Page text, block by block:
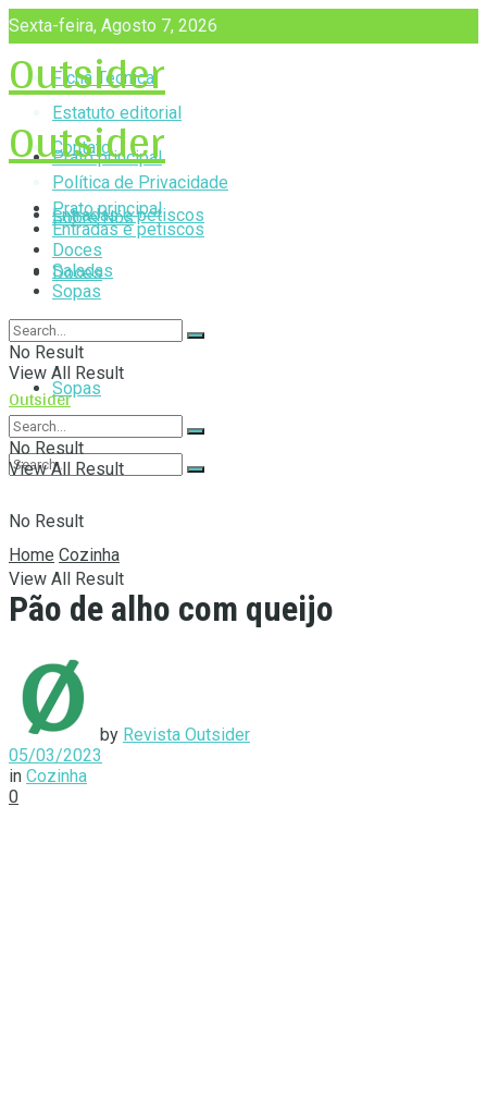
Sexta-feira, Agosto 7, 2026
Ficha Técnica
Estatuto editorial
Contato
Política de Privacidade
Sobre Nós
Outsider
Prato principal
Entradas e petiscos
Doces
Saladas
Sopas
No Result
View All Result
Outsider
Prato principal
Entradas e petiscos
Doces
Saladas
Sopas
No Result
View All Result
Outsider
No Result
View All Result
Home Cozinha
Pão de alho com queijo
by Revista Outsider
05/03/2023
in Cozinha
0